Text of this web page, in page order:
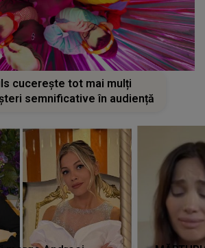
cucerește tot mai mulți
semnificative în audiență